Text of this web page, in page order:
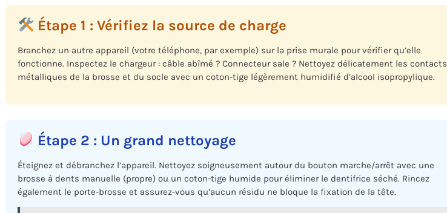
Étape 1 : Vérifiez la source de charge
Branchez un autre appareil (votre téléphone, par exemple) sur la prise murale pour vérifier qu’elle
fonctionne. Inspectez le chargeur : câble abîmé ? Connecteur sale ? Nettoyez délicatement les contacts
métalliques de la brosse et du socle avec un coton-tige légèrement humidifié d’alcool isopropylique.
Étape 2 : Un grand nettoyage
Éteignez et débranchez l’appareil. Nettoyez soigneusement autour du bouton marche/arrêt avec une
brosse à dents manuelle (propre) ou un coton-tige humide pour éliminer le dentifrice séché. Rincez
également le porte-brosse et assurez-vous qu’aucun résidu ne bloque la fixation de la tête.